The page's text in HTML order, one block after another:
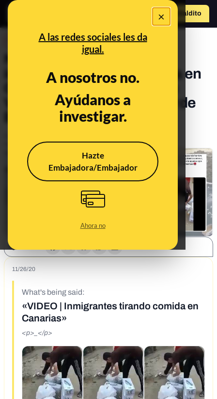
×
A las redes sociales les da
igual.
A nosotros no.
Ayúdanos a
investigar.
Hazte
Embajadora/Embajador
Ahora no
Hazte Maldito
No, este vídeo no es de
inmigrantes tirando comida en
Canarias ni en Murcia ni en
Valencia ni en ningún lugar de
Actualizado elApr 14, 2021, 8:55:00 AM
11/26/20
What's being said:
«VIDEO | Inmigrantes tirando comida en
Canarias»
<p>_</p>